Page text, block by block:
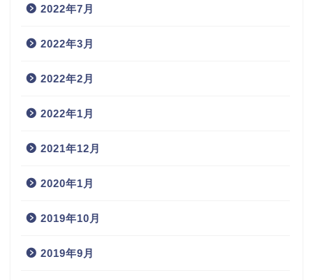
2022年7月
2022年3月
2022年2月
2022年1月
2021年12月
2020年1月
2019年10月
2019年9月